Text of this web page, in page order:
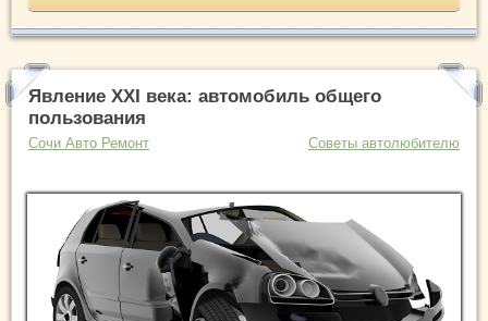
Явление XXI века: автомобиль общего
пользования
Сочи Авто Ремонт Советы автолюбителю